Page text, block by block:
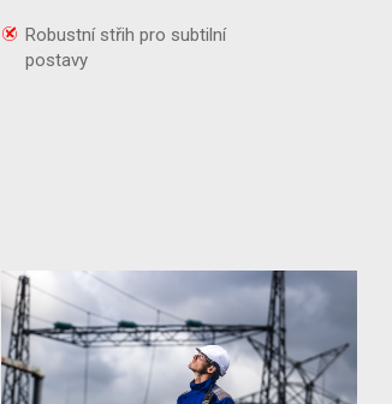
Robustní střih pro subtilní
postavy